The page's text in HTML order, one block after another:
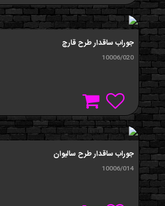
جوراب ساقدار طرح قارچ
10006/020
جوراب ساقدار طرح سالیوان
10006/014